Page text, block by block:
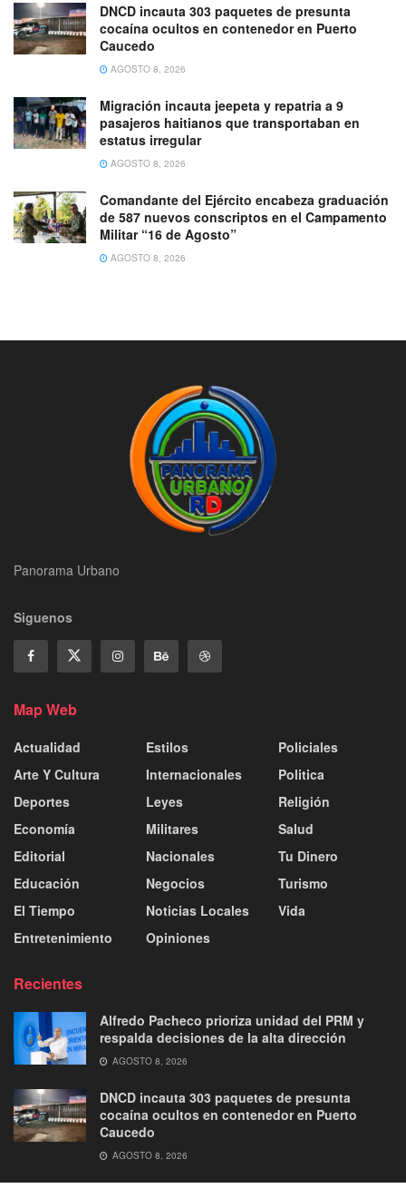
DNCD incauta 303 paquetes de presunta
cocaína ocultos en contenedor en Puerto
Caucedo
AGOSTO 8, 2026
Migración incauta jeepeta y repatria a 9
pasajeros haitianos que transportaban en
estatus irregular
AGOSTO 8, 2026
Comandante del Ejército encabeza graduación
de 587 nuevos conscriptos en el Campamento
Militar “16 de Agosto”
AGOSTO 8, 2026
Panorama Urbano
Siguenos
Map Web
Actualidad
Arte Y Cultura
Deportes
Economía
Editorial
Educación
El Tiempo
Entretenimiento
Estilos
Internacionales
Leyes
Militares
Nacionales
Negocios
Noticias Locales
Opiniones
Policiales
Politica
Religión
Salud
Tu Dinero
Turismo
Vida
Recientes
Alfredo Pacheco prioriza unidad del PRM y
respalda decisiones de la alta dirección
AGOSTO 8, 2026
DNCD incauta 303 paquetes de presunta
cocaína ocultos en contenedor en Puerto
Caucedo
AGOSTO 8, 2026